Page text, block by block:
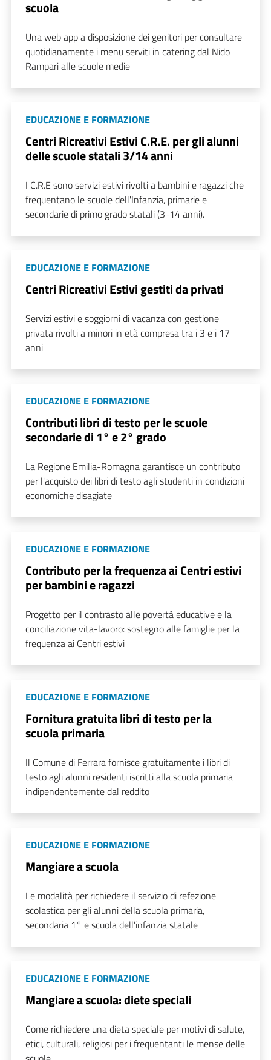
scuola
Una web app a disposizione dei genitori per consultare
quotidianamente i menu serviti in catering dal Nido
Rampari alle scuole medie
EDUCAZIONE E FORMAZIONE
Centri Ricreativi Estivi C.R.E. per gli alunni
delle scuole statali 3/14 anni
I C.R.E sono servizi estivi rivolti a bambini e ragazzi che
frequentano le scuole dell'Infanzia, primarie e
secondarie di primo grado statali (3-14 anni).
EDUCAZIONE E FORMAZIONE
Centri Ricreativi Estivi gestiti da privati
Servizi estivi e soggiorni di vacanza con gestione
privata rivolti a minori in età compresa tra i 3 e i 17
anni
EDUCAZIONE E FORMAZIONE
Contributi libri di testo per le scuole
secondarie di 1° e 2° grado
La Regione Emilia-Romagna garantisce un contributo
per l'acquisto dei libri di testo agli studenti in condizioni
economiche disagiate
EDUCAZIONE E FORMAZIONE
Contributo per la frequenza ai Centri estivi
per bambini e ragazzi
Progetto per il contrasto alle povertà educative e la
conciliazione vita-lavoro: sostegno alle famiglie per la
frequenza ai Centri estivi
EDUCAZIONE E FORMAZIONE
Fornitura gratuita libri di testo per la
scuola primaria
Il Comune di Ferrara fornisce gratuitamente i libri di
testo agli alunni residenti iscritti alla scuola primaria
indipendentemente dal reddito
EDUCAZIONE E FORMAZIONE
Mangiare a scuola
Le modalità per richiedere il servizio di refezione
scolastica per gli alunni della scuola primaria,
secondaria 1° e scuola dell’infanzia statale
EDUCAZIONE E FORMAZIONE
Mangiare a scuola: diete speciali
Come richiedere una dieta speciale per motivi di salute,
etici, culturali, religiosi per i frequentanti le mense delle